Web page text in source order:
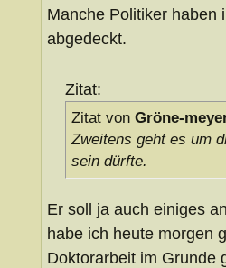
Manche Politiker haben
abgedeckt.
Zitat:
Zitat von Gröne-
Zweitens geht es um
sein dürfte.
Er soll ja auch einiges
habe ich heute morgen
Doktorarbeit im Grunde